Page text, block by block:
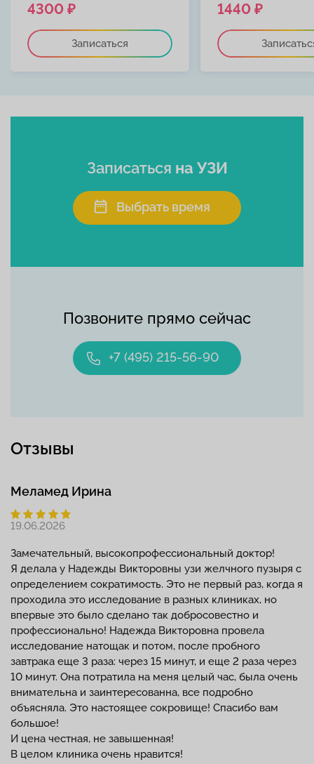
4300 ₽
Записаться
1440 ₽
Позвоните прямо сейчас
+7 (495) 215-56-90
Записаться на УЗИ
Выбрать время
Отзывы
Меламед Ирина
19.06.2026
Замечательный, высокопрофессиональный доктор!
Я делала у Надежды Викторовны узи желчного пузыря с
определением сократимость. Это не первый раз, когда я
проходила это исследование в разных клиниках, но
впервые это было сделано так добросовестно и
профессионально! Надежда Викторовна провела
исследование натощак и потом, после пробного
завтрака еще 3 раза: через 15 минут, и еще 2 раза через
10 минут. Она потратила на меня целый час, была очень
внимательна и заинтересованна, все подробно
объясняла. Это настоящее сокровище! Спасибо вам
большое!
И цена честная, не завышенная!
В целом клиника очень нравится!